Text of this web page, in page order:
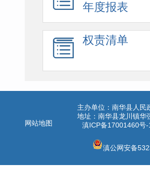
年度报表
权责清单
网站地图
主办单位：南华县人
地址：南华县龙川镇
滇ICP备17001460号-
滇公网安备